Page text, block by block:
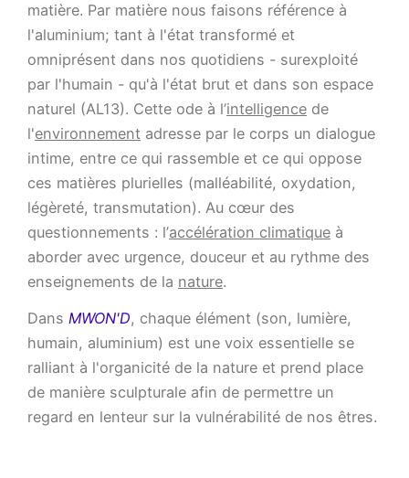
matière. Par matière nous faisons référence à
l'aluminium; tant à l'état transformé et
omniprésent dans nos quotidiens - surexploité
par l'humain - qu'à l'état brut et dans son espace
naturel (AL13). Cette ode à l’intelligence de
l'environnement adresse par le corps un dialogue
intime, entre ce qui rassemble et ce qui oppose
ces matières plurielles (malléabilité, oxydation,
légèreté, transmutation). Au cœur des
questionnements : l’accélération climatique à
aborder avec urgence, douceur et au rythme des
enseignements de la nature.
Dans MWON'D, chaque élément (son, lumière,
humain, aluminium) est une voix essentielle se
ralliant à l'organicité de la nature et prend place
de manière sculpturale afin de permettre un
regard en lenteur sur la vulnérabilité de nos êtres.